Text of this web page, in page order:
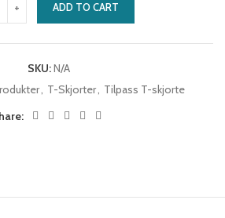
ADD TO CART
SKU:N/A
, T-Skjorter, Tilpass T-skjorte